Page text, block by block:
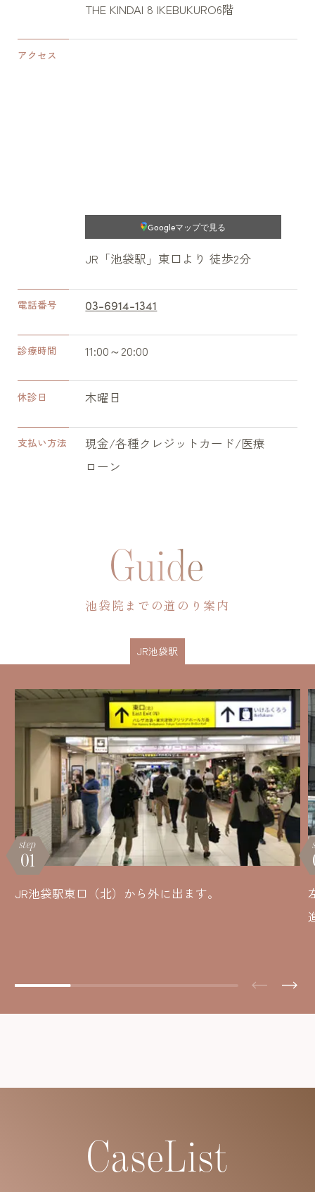
THE KINDAI 8 IKEBUKURO6階
アクセス
Googleマップで見る
JR「池袋駅」東口より 徒歩2分
電話番号 03-6914-1341
診療時間 11:00～20:00
休診日 木曜日
支払い方法
現金/各種クレジットカード/医療
ローン
Guide
池袋院までの道のり案内
JR池袋駅
step
01
JR池袋駅東口（北）から外に出ます。
CaseList